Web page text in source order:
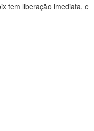
tem liberação imediata, e